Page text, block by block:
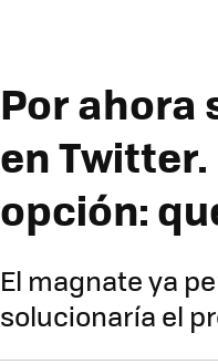
Por ahora
en
opción:
El magnate ya
solucionaría el